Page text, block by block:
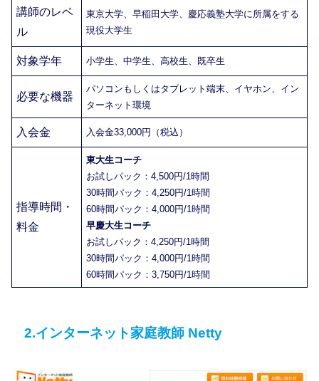
講師のレベ
ル
東京大学、早稲田大学、慶応義塾大学に所属をする
現役大学生
対象学年 小学生、中学生、高校生、既卒生
必要な機器
パソコンもしくはタブレット端末、イヤホン、イン
ターネット環境
入会金 入会金33,000円（税込）
指導時間・
料金
東大生コーチ
お試しパック：4,500円/1時間
30時間パック：4,250円/1時間
60時間パック：4,000円/1時間
早慶大生コーチ
お試しパック：4,250円/1時間
30時間パック：4,000円/1時間
60時間パック：3,750円/1時間
2.インターネット家庭教師 Netty